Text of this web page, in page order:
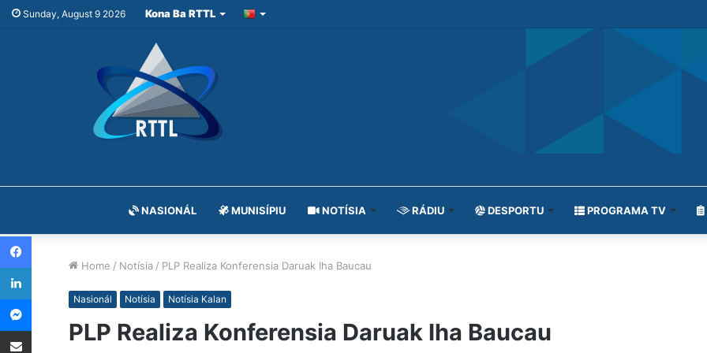
Sunday, August 9 2026 Kona Ba RTTL
NASIONÁL MUNISÍPIU NOTÍSIA RÁDIU DESPORTU PROGRAMA TV
Home / Notísia / PLP Realiza Konferensia Daruak Iha Baucau
Nasionál Notísia Notísia Kalan
PLP Realiza Konferensia Daruak Iha Baucau
Facebook
LinkedIn
Messenger